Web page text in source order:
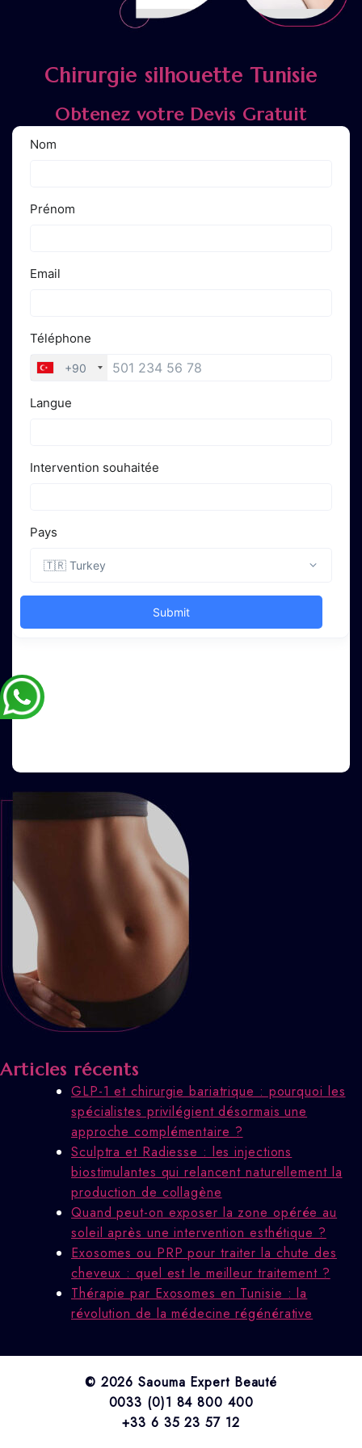
Chirurgie silhouette Tunisie
Obtenez votre Devis Gratuit
Articles récents
GLP-1 et chirurgie bariatrique : pourquoi les
spécialistes privilégient désormais une
approche complémentaire ?
Sculptra et Radiesse : les injections
biostimulantes qui relancent naturellement la
production de collagène
Quand peut-on exposer la zone opérée au
soleil après une intervention esthétique ?
Exosomes ou PRP pour traiter la chute des
cheveux : quel est le meilleur traitement ?
Thérapie par Exosomes en Tunisie : la
révolution de la médecine régénérative
© 2026 Saouma Expert Beauté
0033 (0)1 84 800 400
+33 6 35 23 57 12